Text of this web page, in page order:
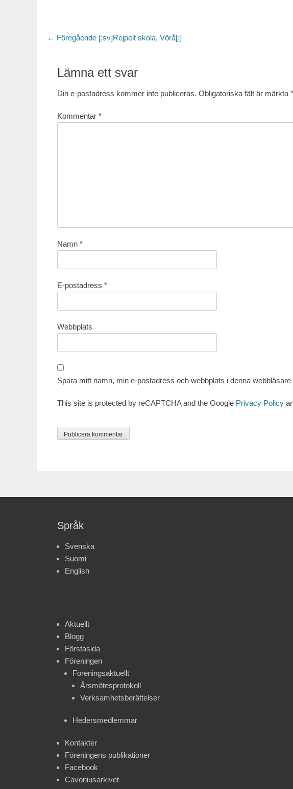
Inläggsnavigering
← Föregående Föregående
[:sv]Rejpelt skola, Vörå[:]
Lämna ett svar
Din e-postadress kommer inte publiceras. Obligatoriska fält är märkta*
Kommentar *
Namn *
E-postadress *
Webbplats
Spara mitt namn, min e-postadress och webbplats i denna
This site is protected by reCAPTCHA and the Google Privacy Policy
Språk
Svenska
Suomi
English
Aktuellt
Blogg
Förstasida
Föreningen
Föreningsaktuellt
Årsmötesprotokoll
Verksamhetsberättelser
Hedersmedlemmar
Kontakter
Föreningens publikationer
Facebook
Cavoniusarkivet